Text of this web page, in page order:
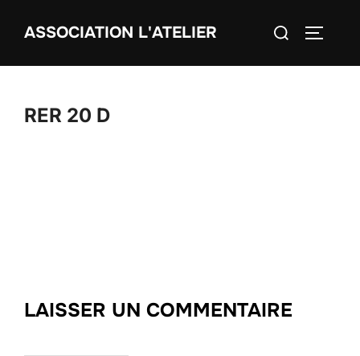
ASSOCIATION L'ATELIER Rechercher :
RER 20 D
LAISSER UN COMMENTAIRE